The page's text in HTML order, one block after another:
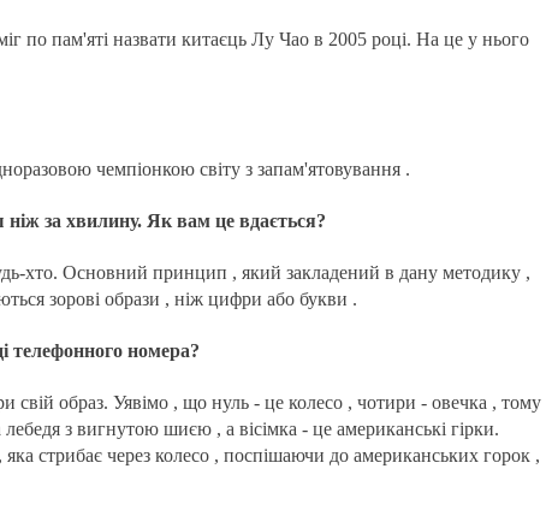
по пам'яті назвати китаєць Лу Чао в 2005 році. На це у нього
чемпіонкою світу з запам'ятовування .
за хвилину. Як вам це вдається?
хто. Основний принцип , який закладений в дану методику ,
зорові образи , ніж цифри або букви .
телефонного номера?
свій образ. Уявімо , що нуль - це колесо , чотири - овечка , тому
з вигнутою шиєю , а вісімка - це американські гірки.
стрибає через колесо , поспішаючи до американських горок ,